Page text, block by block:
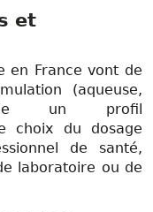
et
en France vont de
(aqueuse,
un profil
choix du dosage
de santé,
laboratoire ou de